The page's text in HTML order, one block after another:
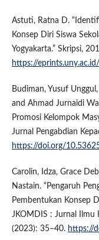
Astuti, Ratna D.
Konsep Diri Siswa
Yogyakarta.” Skripsi,
https://
Budiman, Yusuf
and Ahmad Jurnaidi
Promosi Kelompok
Jurnal Pengabdian
https://doi.org/
Carolin, Idza, Grace
Nastain. “Pengaruh
Pembentukan Konsep
JKOMDIS : Jurnal Ilmu
(2023): 35–40. https://